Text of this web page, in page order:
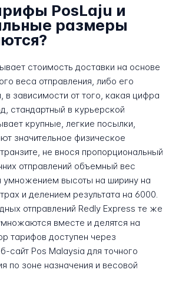
PosLaju и
размеры
стоимость доставки на основе
веса отправления, либо его
в зависимости от того, какая цифра
стандартный в курьерской
крупные, легкие посылки,
значительное физическое
не внося пропорциональный
отправлений объемный вес
умножением высоты на ширину на
и делением результата на 6000.
отправлений Redly Express те же
вместе и делятся на
тарифов доступен через
сайт Pos Malaysia для точного
по зоне назначения и весовой